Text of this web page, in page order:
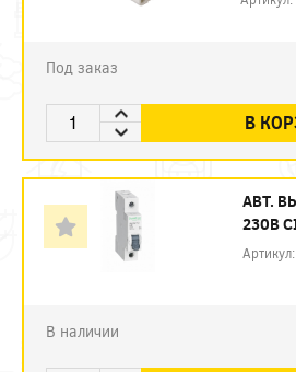
Под заказ
В
АВТ.
230В
В наличии